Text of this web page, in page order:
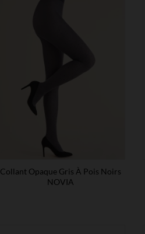
Collant Opaque Gris À Pois Noirs
NOVIA